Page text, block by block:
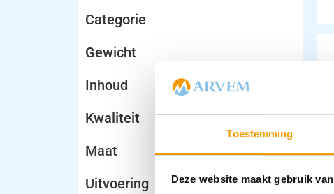
Toestemming
Deze website maakt gebruik
Categorie
Gewicht
Inhoud
Kwaliteit
Maat
Uitvoering